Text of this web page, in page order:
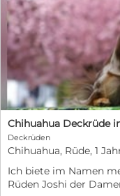
Chihuahua Deckrüde
Deckrüden
Chihuahua, Rüde, 1
Ich biete im Namen
Rüden Joshi der